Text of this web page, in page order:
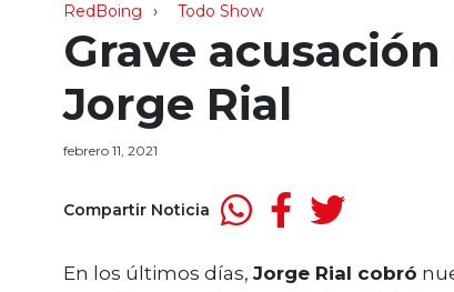
RedBoing Todo Show
Grave
Jorge Rial
febrero 11, 2021
Compartir Noticia
En los últimos días, Jorge Rial cobró